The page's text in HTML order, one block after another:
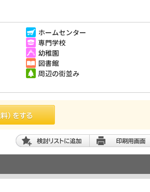
ホームセンター
専門学校
幼稚園
図書館
周辺の街並み